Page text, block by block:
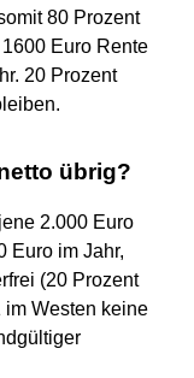
80 Prozent
Euro Rente
20 Prozent
übrig?
2.000 Euro
Euro im Jahr,
(20 Prozent
im Westen keine